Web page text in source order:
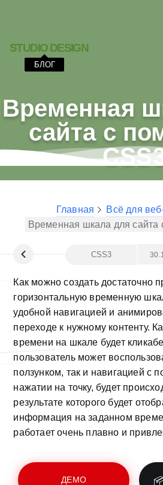
STUDIO DESIGN
БЛОГ
Временная
сайта с
Главная
Всё для
Временная шкала для
CSS3
Как можно создать достаточно
горизонтальную временную
удобной навигацией и
переходе к нужному контенту.
времени на шкале будет
пользователь может
ползунком, так и навигацией с
нажатии на точку, будет
результате которого будет
информация на заданном
работает очень плавно и
ДЕМО